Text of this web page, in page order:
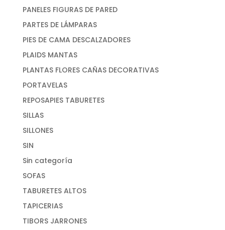
PANELES FIGURAS DE PARED
PARTES DE LÁMPARAS
PIES DE CAMA DESCALZADORES
PLAIDS MANTAS
PLANTAS FLORES CAÑAS DECORATIVAS
PORTAVELAS
REPOSAPIES TABURETES
SILLAS
SILLONES
SIN
Sin categoría
SOFAS
TABURETES ALTOS
TAPICERIAS
TIBORS JARRONES